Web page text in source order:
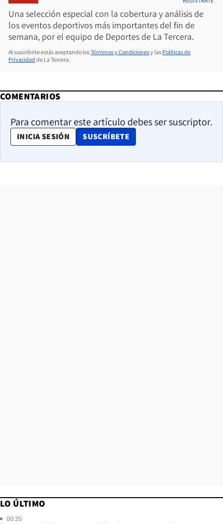
Una selección especial con la cobertura y análisis de
los eventos deportivos más importantes del fin de
semana, por el equipo de Deportes de La Tercera.
Al suscribirte estás aceptando losTérminos y Condicionesy las Políticas de
Privacidad de La Tercera.
COMENTARIOS
Para comentar este artículo debes ser suscriptor.
INICIA SESIÓN SUSCRÍBETE
OPENS IN NEW WINDOW
LO ÚLTIMO
00:35